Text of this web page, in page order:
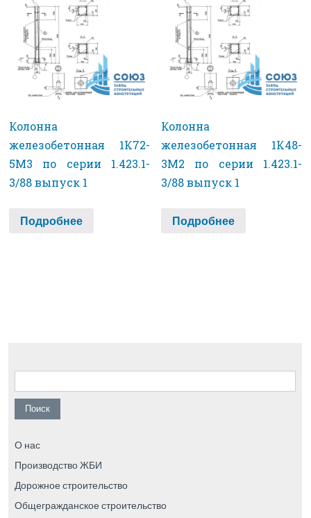
Колонна
железобетонная 1К72-
5М3 по серии 1.423.1-
3/88 выпуск 1
Подробнее
Колонна
железобетонная 1К48-
3М2 по серии 1.423.1-
3/88 выпуск 1
Подробнее
Найти:
О нас
Производство ЖБИ
Дорожное строительство
Общегражданское строительство